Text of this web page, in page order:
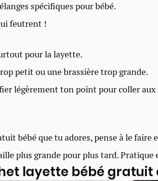
spécifiques pour bébé.
feutrent !
pour la layette.
petit ou une brassière trop grande.
légèrement ton point pour coller
bébé que tu adores, pense à le faire
plus grande pour plus tard. Pratique
layette bébé